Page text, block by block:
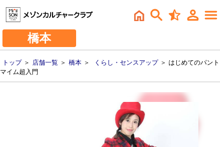
橋本
トップ＞ 店舗一覧 ＞ 橋本 ＞ くらし・センスアップ＞ はじめてのパント
マイム超入門